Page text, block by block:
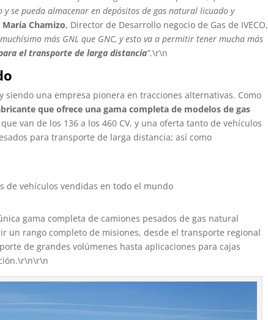
y se pueda almacenar en depósitos de gas natural licuado y
María Chamizo, Director de Desarrollo negocio de Gas de IVECO,
más GNL que GNC, y esto va a permitir tener mucha más
el transporte de larga distancia”.\r\n
siendo una empresa pionera en tracciones alternativas. Como
que ofrece una gama completa de modelos de gas
van de los 136 a los 460 CV, y una oferta tanto de vehículos
para transporte de larga distancia; así como
de vehículos vendidas en todo el mundo
gama completa de camiones pesados de gas natural
un rango completo de misiones, desde el transporte regional
de grandes volúmenes hasta aplicaciones para cajas